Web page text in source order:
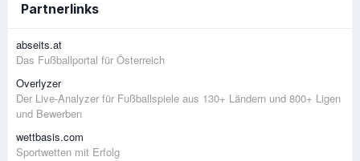
Partnerlinks
abseits.at
Das Fußballportal für Österreich
Overlyzer
Der Live-Analyzer für Fußballspiele aus 130+ Ländern und 800+ Ligen
und Bewerben
wettbasis.com
Sportwetten mit Erfolg